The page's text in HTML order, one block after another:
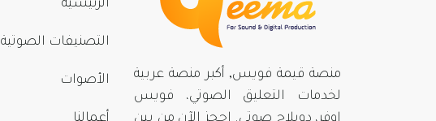
منصة قيمة فويس, أكبر منصة عربية
لخدمات التعليق الصوتي، فويس
الرئيسية
التصنيفات الصوتية
الأصوات